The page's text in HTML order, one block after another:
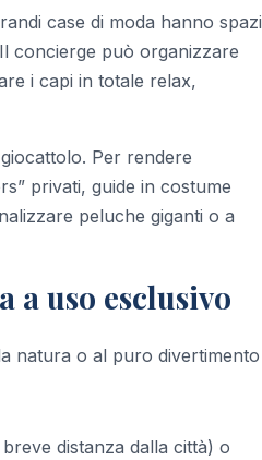
case di moda hanno spazi
concierge può organizzare
i capi in totale relax,
Per rendere
privati, guide in costume
peluche giganti o a
uso esclusivo
natura o al puro divertimento
distanza dalla città) o